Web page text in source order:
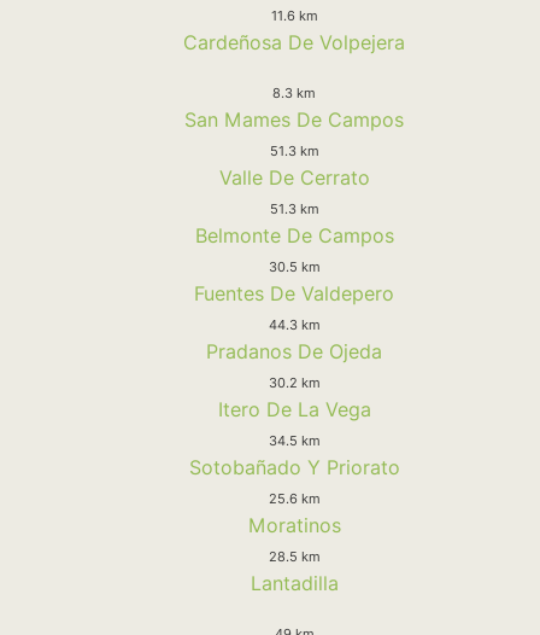
11.6 km
Cardeñosa De Volpejera
8.3 km
San Mames De Campos
51.3 km
Valle De Cerrato
51.3 km
Belmonte De Campos
30.5 km
Fuentes De Valdepero
44.3 km
Pradanos De Ojeda
30.2 km
Itero De La Vega
34.5 km
Sotobañado Y Priorato
25.6 km
Moratinos
28.5 km
Lantadilla